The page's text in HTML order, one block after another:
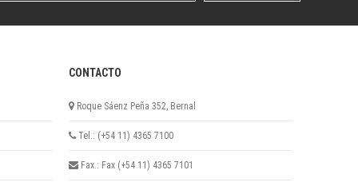
CONTACTO
Roque Sáenz Peña 352, Bernal
Tel.: (+54 11) 4365 7100
Fax.: Fax (+54 11) 4365 7101